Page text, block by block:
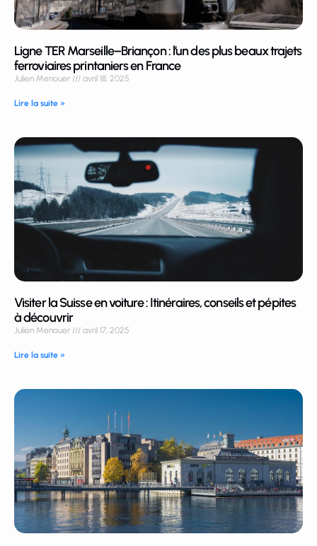
Ligne TER Marseille–Briançon : l’un des plus beaux trajets
ferroviaires printaniers en France
Julien Menouer avril 18, 2025
Lire la suite »
Visiter la Suisse en voiture : Itinéraires, conseils et pépites
à découvrir
Julien Menouer avril 17, 2025
Lire la suite »